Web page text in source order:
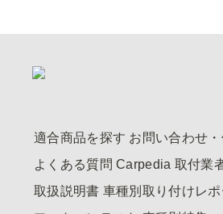
適合商品を探す お問い合わせ
よくある質問 Carpedia 取付業
取扱説明書 車種別取り付けレポ